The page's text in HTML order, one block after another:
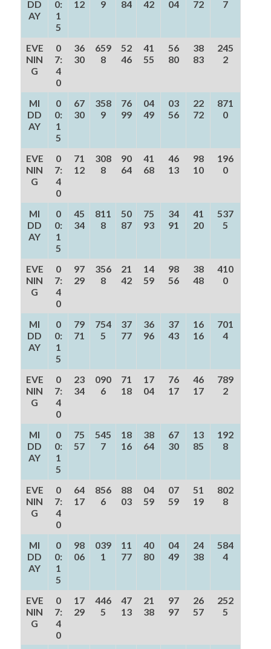
DD
AY
0:
1
5
12 9 84 42 04 72 7
EVE
NIN
G
0
7:
4
0
36
30
659
8
52
46
41
55
56
80
38
83
245
2
MI
DD
AY
0
0:
1
5
67
30
358
9
76
99
04
49
03
56
22
72
871
0
EVE
NIN
G
0
7:
4
0
71
12
308
8
90
64
41
68
46
13
98
10
196
0
MI
DD
AY
0
0:
1
5
45
34
811
8
50
87
75
93
34
91
41
20
537
5
EVE
NIN
G
0
7:
4
0
97
29
356
8
21
42
14
59
98
56
38
48
410
0
MI
DD
AY
0
0:
1
5
79
71
754
5
37
77
36
96
37
43
16
16
701
4
EVE
NIN
G
0
7:
4
0
23
34
090
6
71
18
17
04
76
17
46
17
789
2
MI
DD
AY
0
0:
1
5
75
57
545
7
18
16
38
64
67
30
13
85
192
8
EVE
NIN
G
0
7:
4
0
64
17
856
6
88
03
04
59
07
59
51
19
802
8
MI
DD
AY
0
0:
1
5
98
06
039
1
11
77
40
80
04
49
24
38
584
4
EVE
NIN
G
0
7:
4
0
17
29
446
5
47
13
21
38
97
97
26
57
252
5